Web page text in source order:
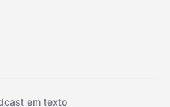
em texto